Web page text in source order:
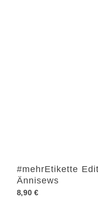
#mehrEtikette
Ännisews
8,90 €